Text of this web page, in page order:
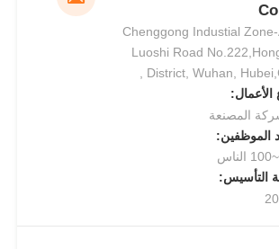
Chenggong Industial Zone-
Luoshi Road
District, Wuhan,
الأعمال:
المصنعة
الموظفين:
التأسيس: